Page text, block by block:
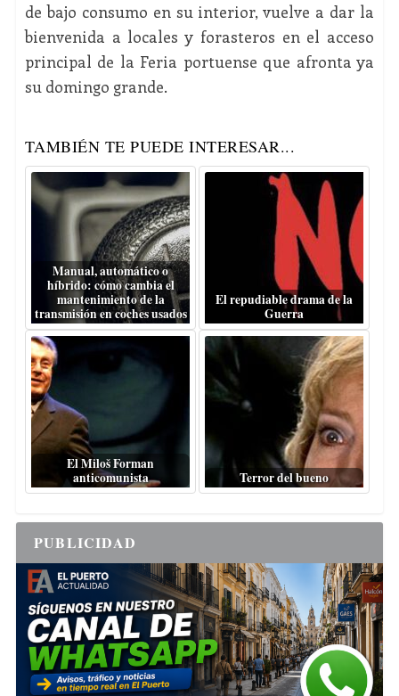
de bajo consumo en su interior, vuelve a dar la
bienvenida a locales y forasteros en el acceso
principal de la Feria portuense que afronta ya
su domingo grande.
TAMBIÉN TE PUEDE INTERESAR...
Manual, automático o
híbrido: cómo cambia el
mantenimiento de la
transmisión en coches usados
El repudiable drama de la
Guerra
El Miloš Forman
anticomunista
Terror del bueno
PUBLICIDAD